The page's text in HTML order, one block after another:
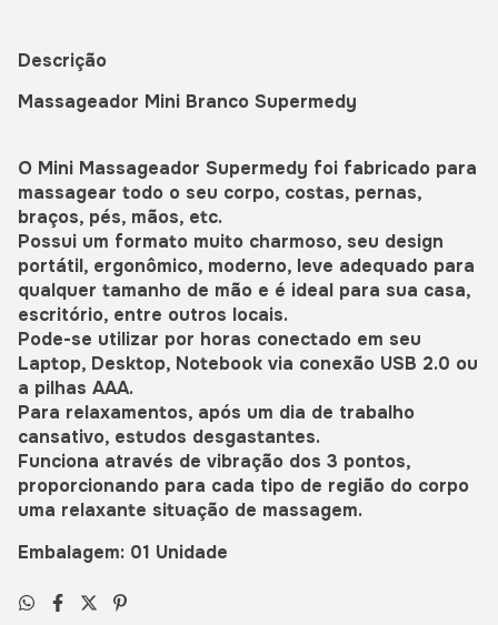
Descrição
Massageador Mini Branco Supermedy
O Mini Massageador Supermedy foi fabricado para
massagear todo o seu corpo, costas, pernas,
braços, pés, mãos, etc.
Possui um formato muito charmoso, seu design
portátil, ergonômico, moderno, leve adequado para
qualquer tamanho de mão e é ideal para sua casa,
escritório, entre outros locais.
Pode-se utilizar por horas conectado em seu
Laptop, Desktop, Notebook via conexão USB 2.0 ou
a pilhas AAA.
Para relaxamentos, após um dia de trabalho
cansativo, estudos desgastantes.
Funciona através de vibração dos 3 pontos,
proporcionando para cada tipo de região do corpo
uma relaxante situação de massagem.
Embalagem: 01 Unidade